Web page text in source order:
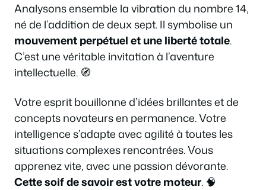
Analysons ensemble la vibration du nombre 14,
né de l’addition de deux sept. Il symbolise un
mouvement perpétuel et une liberté totale.
C’est une véritable invitation à l’aventure
intellectuelle. 🧭
Votre esprit bouillonne d’idées brillantes et de
concepts novateurs en permanence. Votre
intelligence s’adapte avec agilité à toutes les
situations complexes rencontrées. Vous
apprenez vite, avec une passion dévorante.
Cette soif de savoir est votre moteur. 🧠